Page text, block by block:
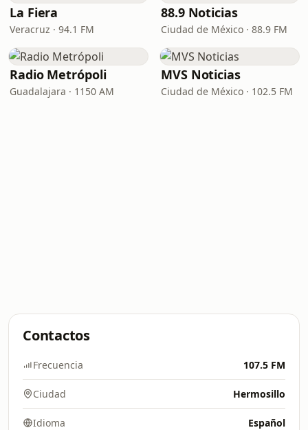
La Fiera
Veracruz · 94.1 FM
88.9 Noticias
Ciudad de México · 88.9 FM
Radio Metrópoli
Guadalajara · 1150 AM
MVS Noticias
Ciudad de México · 102.5 FM
Contactos
Frecuencia 107.5 FM
Ciudad Hermosillo
Idioma Español